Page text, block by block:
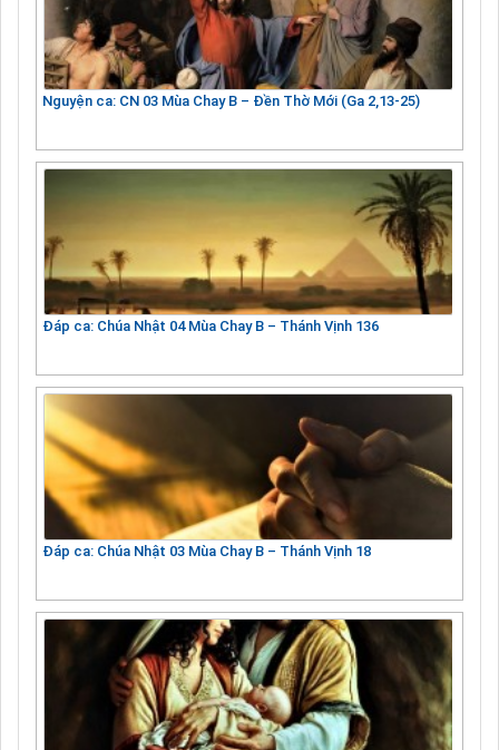
Nguyện ca: CN 03 Mùa Chay B – Đền Thờ Mới (Ga 2,13-25)
Đáp ca: Chúa Nhật 04 Mùa Chay B – Thánh Vịnh 136
Đáp ca: Chúa Nhật 03 Mùa Chay B – Thánh Vịnh 18